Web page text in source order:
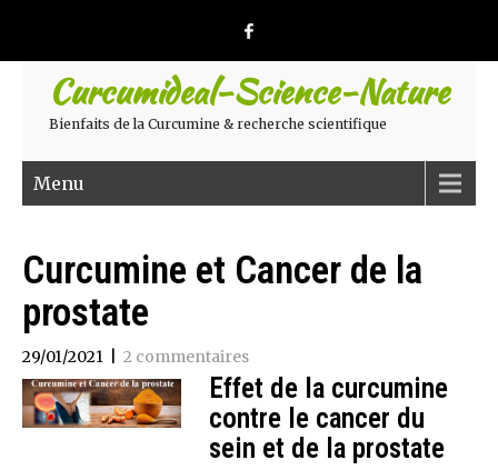
Curcumideal-Science-Nature
Bienfaits de la Curcumine & recherche scientifique
Menu
Curcumine et Cancer de la
prostate
29/01/2021 2 commentaires
Effet de la curcumine
contre le cancer du
sein et de la prostate